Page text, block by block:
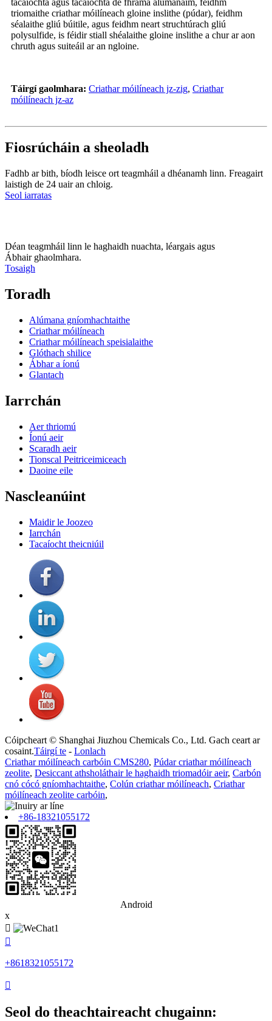
tacaíochta agus tacaíochta de fhráma alúmanaim, feidhm
triomaithe criathar móilíneach gloine inslithe (púdar), feidhm
séalaithe gliú búitile, agus feidhm neart struchtúrach gliú
polysulfide, is féidir stiall shéalaithe gloine inslithe a chur ar aon
chruth agus suiteáil ar an ngloine.
Táirgí gaolmhara: Criathar móilíneach jz-zig, Criathar
móilíneach jz-az
Fiosrúcháin a sheoladh
Fadhb ar bith, bíodh leisce ort teagmháil a dhéanamh linn. Freagairt
laistigh de 24 uair an chloig.
Seol iarratas
Déan teagmháil linn le haghaidh nuachta, léargais agus
Ábhair ghaolmhara.
Tosaigh
Toradh
Alúmana gníomhachtaithe
Criathar móilíneach
Criathar móilíneach speisialaithe
Glóthach shilice
Ábhar a íonú
Glantach
Iarrchán
Aer thriomú
Íonú aeir
Scaradh aeir
Tionscal Peitriceimiceach
Daoine eile
Nascleanúint
Maidir le Joozeo
Iarrchán
Tacaíocht theicniúil
Cóipcheart © Shanghai Jiuzhou Chemicals Co., Ltd. Gach ceart ar
cosaint.Táirgí te - Lonlach
Criathar móilíneach carbóin CMS280, Púdar criathar móilíneach
zeolite, Desiccant athsholáthair le haghaidh triomadóir aeir, Carbón
cnó cócó gníomhachtaithe, Colún criathar móilíneach, Criathar
móilíneach zeolite carbóin,
+86-18321055172
Android
x


+8618321055172

Seol do theachtaireacht chugainn: